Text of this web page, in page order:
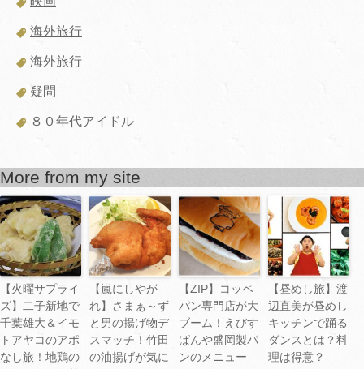
海外旅行
海外旅行
疑問
８０年代アイドル
More from my site
【火曜サプライ
ズ】二子新地で
千葉雄大＆イモ
トアヤコのアポ
なし旅！地鶏の
【嵐にしやが
れ】さまぁ～ず
と男の揚げ物デ
スマッチ！竹田
の油揚げが気に
【ZIP】コッペ
パン専門店が大
ブーム！えびす
ぱんや盛岡製パ
ンのメニュー
【昼めし旅】渡
辺直美が昼めし
キッチンで踊る
ダンスとは？料
理は得意？